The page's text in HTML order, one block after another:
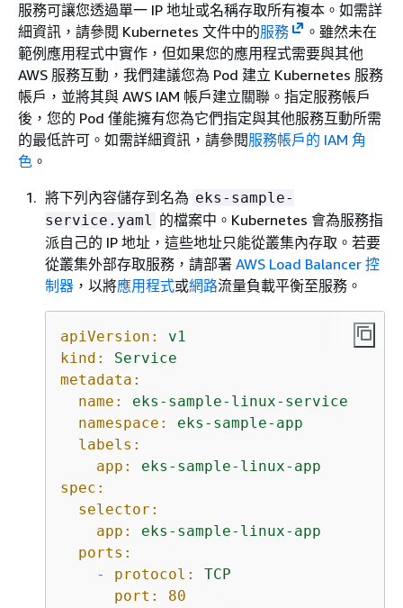
服務可讓您透過單一 IP 地址或名稱存取所有複本。如需詳
細資訊，請參閱 Kubernetes 文件中的服務
。雖然未在
範例應用程式中實作，但如果您的應用程式需要與其他
AWS 服務互動，我們建議您為 Pod 建立 Kubernetes 服務
帳戶，並將其與 AWS IAM 帳戶建立關聯。指定服務帳戶
後，您的 Pod 僅能擁有您為它們指定與其他服務互動所需
的最低許可。如需詳細資訊，請參閱服務帳戶的 IAM 角
色 。
將下列內容儲存到名為 eks-sample-
service.yaml 的檔案中。Kubernetes 會為服務指
派自己的 IP 地址，這些地址只能從叢集內存取。若要
從叢集外部存取服務，請部署 AWS Load Balancer 控
制器 ，以將應用程式或網路流量負載平衡至服務。
apiVersion:
v1
kind:
Service
metadata:
name:
eks-sample-linux-service
namespace:
eks-sample-app
labels:
app:
eks-sample-linux-app
spec:
selector:
app:
eks-sample-linux-app
ports:
-
protocol:
TCP
port:
80